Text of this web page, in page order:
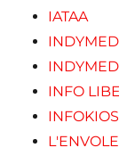
IATAA
INFO